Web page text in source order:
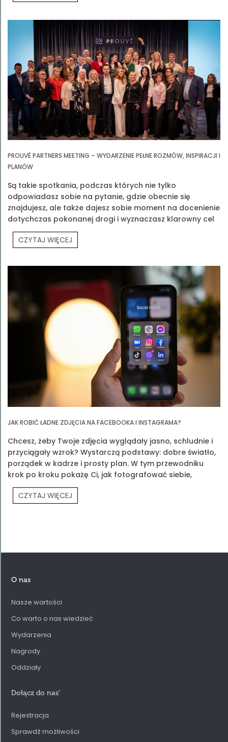
PROUVÉ PARTNERS MEETING – WYDARZENIE PEŁNE ROZMÓW, INSPIRACJI I
PLANÓW
Są takie spotkania, podczas których nie tylko
odpowiadasz sobie na pytanie, gdzie obecnie się
znajdujesz, ale także dajesz sobie moment na docenienie
dotychczas pokonanej drogi i wyznaczasz klarowny cel
na przyszłość. Jednym z takich spotkań było Prouvé
Partners Meeting.
CZYTAJ WIĘCEJ
JAK ROBIĆ ŁADNE ZDJĘCIA NA FACEBOOKA I INSTAGRAMA?
Chcesz, żeby Twoje zdjęcia wyglądały jasno, schludnie i
przyciągały wzrok? Wystarczą podstawy: dobre światło,
porządek w kadrze i prosty plan. W tym przewodniku
krok po kroku pokażę Ci, jak fotografować siebie,
produkty Prouvé i Twoją codzienność.
CZYTAJ WIĘCEJ
O nas
Nasze wartości
Co warto o nas wiedzieć
Wydarzenia
Nagrody
Oddziały
Dołącz do nas'
Rejestracja
Sprawdź możliwości